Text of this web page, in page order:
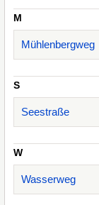
M
Mühlenbergweg
S
Seestraße
W
Wasserweg